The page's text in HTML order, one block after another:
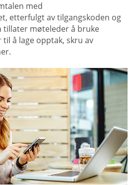
med
etterfulgt av tilgangskoden og
tillater møteleder å bruke
til å lage opptak, skru av